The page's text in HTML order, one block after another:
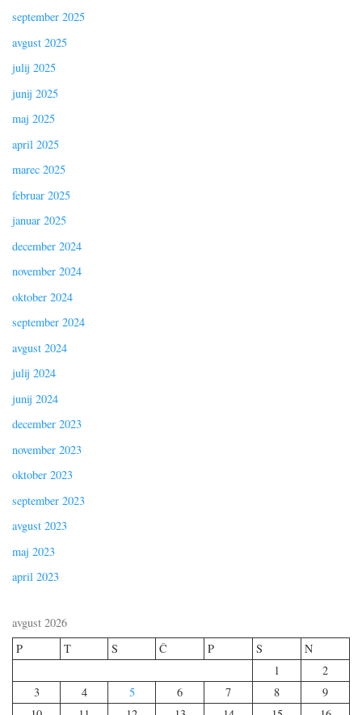
september 2025
avgust 2025
julij 2025
junij 2025
maj 2025
april 2025
marec 2025
februar 2025
januar 2025
december 2024
november 2024
oktober 2024
september 2024
avgust 2024
julij 2024
junij 2024
december 2023
november 2023
oktober 2023
september 2023
avgust 2023
maj 2023
april 2023
avgust 2026
P
T S Č P S
N
1
2
3
4 5 6 7 8
9